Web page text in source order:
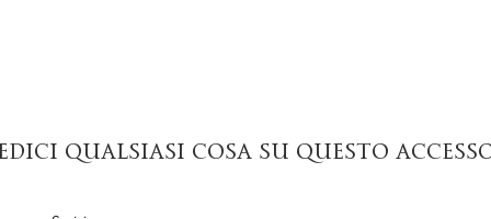
qualsiasi cosa su questo